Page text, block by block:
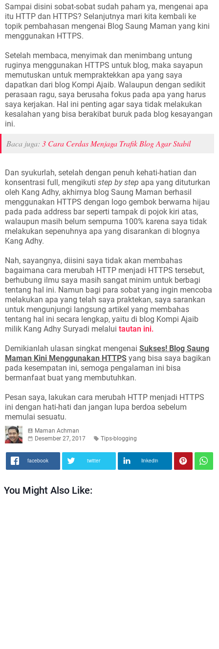
Sampai disini sobat-sobat sudah paham ya, mengenai apa
itu HTTP dan HTTPS? Selanjutnya mari kita kembali ke
topik pembahasan mengenai Blog Saung Maman yang kini
menggunakan HTTPS.
Setelah membaca, menyimak dan menimbang untung
ruginya menggunakan HTTPS untuk blog, maka sayapun
memutuskan untuk mempraktekkan apa yang saya
dapatkan dari blog Kompi Ajaib. Walaupun dengan sedikit
perasaan ragu, saya berusaha fokus pada apa yang harus
saya kerjakan. Hal ini penting agar saya tidak melakukan
kesalahan yang bisa berakibat buruk pada blog kesayangan
ini.
Baca juga: 3 Cara Cerdas Menjaga Trafik Blog Agar Stabil
Dan syukurlah, setelah dengan penuh kehati-hatian dan
konsentrasi full, mengikuti step by step apa yang dituturkan
oleh Kang Adhy, akhirnya blog Saung Maman berhasil
menggunakan HTTPS dengan logo gembok berwarna hijau
pada pada address bar seperti tampak di pojok kiri atas,
walaupun masih belum sempurna 100% karena saya tidak
melakukan sepenuhnya apa yang disarankan di blognya
Kang Adhy.
Nah, sayangnya, diisini saya tidak akan membahas
bagaimana cara merubah HTTP menjadi HTTPS tersebut,
berhubung ilmu saya masih sangat minim untuk berbagi
tentang hal ini. Namun bagi para sobat yang ingin mencoba
melakukan apa yang telah saya praktekan, saya sarankan
untuk mengunjungi langsung artikel yang membahas
tentang hal ini secara lengkap, yaitu di blog Kompi Ajaib
milik Kang Adhy Suryadi melalui tautan ini.
Demikianlah ulasan singkat mengenai Sukses! Blog Saung
Maman Kini Menggunakan HTTPS yang bisa saya bagikan
pada kesempatan ini, semoga pengalaman ini bisa
bermanfaat buat yang membutuhkan.
Pesan saya, lakukan cara merubah HTTP menjadi HTTPS
ini dengan hati-hati dan jangan lupa berdoa sebelum
memulai sesuatu.
Maman Achman
Desember 27, 2017
Tips-blogging
facebook twitter linkedin
You Might Also Like: